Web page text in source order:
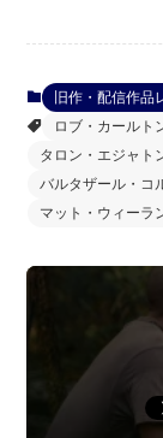
旧作・配信作品
ロブ・カールト
タロン・エジャト
バルタザール・コ
マット・ウィーラ